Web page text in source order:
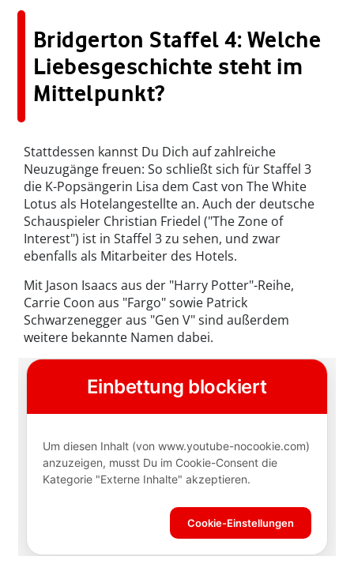
Bridgerton Staffel 4: Welche
Liebesgeschichte steht im
Mittelpunkt?
Stattdessen kannst Du Dich auf zahlreiche
Neuzugänge freuen: So schließt sich für Staffel 3
die K-Popsängerin Lisa dem Cast von The White
Lotus als Hotelangestellte an. Auch der deutsche
Schauspieler Christian Friedel ("The Zone of
Interest") ist in Staffel 3 zu sehen, und zwar
ebenfalls als Mitarbeiter des Hotels.
Mit Jason Isaacs aus der "Harry Potter"-Reihe,
Carrie Coon aus "Fargo" sowie Patrick
Schwarzenegger aus "Gen V" sind außerdem
weitere bekannte Namen dabei.